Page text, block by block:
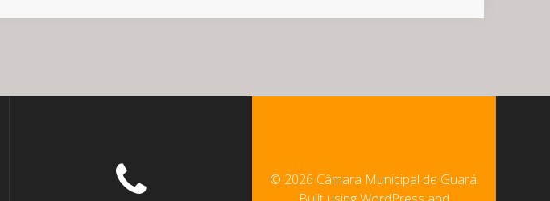
© 2026 Câmara Municipal de Guará.